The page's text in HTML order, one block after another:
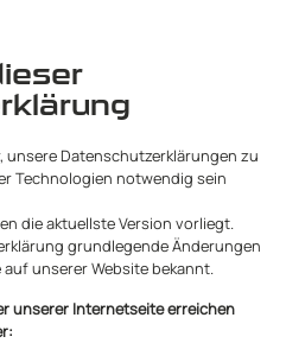
unsere Datenschutzerklärungen zu
Technologien notwendig sein
die aktuellste Version vorliegt.
grundlegende Änderungen
unserer Website bekannt.
unserer Internetseite erreichen